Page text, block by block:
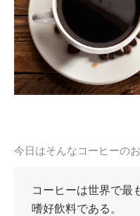
今日はそんなコーヒーのお
コーヒーは世界で最
嗜好飲料である。